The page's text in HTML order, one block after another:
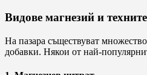
Видове магнезий и
На пазара съществуват
добавки. Някои от най-